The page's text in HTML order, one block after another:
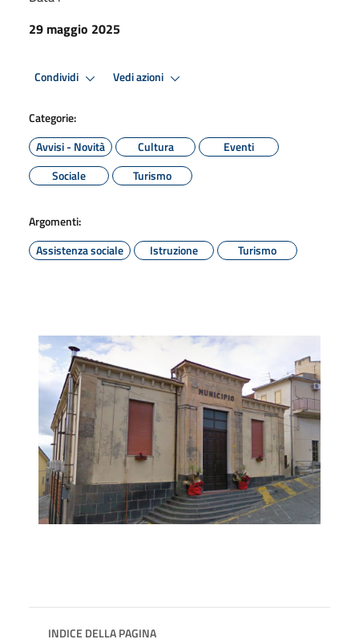
29 maggio 2025
Condividi Vedi azioni
Categorie:
Avvisi - Novità
Cultura
Eventi
Sociale
Turismo
Argomenti:
Assistenza sociale
Istruzione Turismo
INDICE DELLA PAGINA